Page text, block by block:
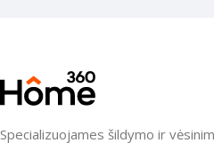
Specializuojames šildymo ir